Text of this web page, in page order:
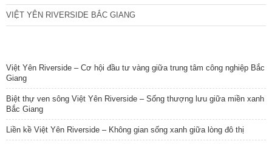
VIỆT YÊN RIVERSIDE BẮC GIANG
Việt Yên Riverside – Cơ hội đầu tư vàng giữa trung tâm công nghiệp Bắc
Giang
Biệt thự ven sông Việt Yên Riverside – Sống thượng lưu giữa miền xanh
Bắc Giang
Liền kề Việt Yên Riverside – Không gian sống xanh giữa lòng đô thị